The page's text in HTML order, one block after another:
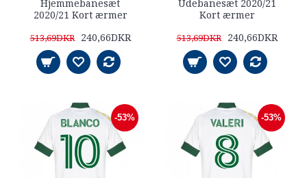
Hjemmebanesæt
2020/21 Kort ærmer
513,69DKR 240,66DKR
Udebanesæt 2020/21
Kort ærmer
513,69DKR 240,66DKR
-53% -53%